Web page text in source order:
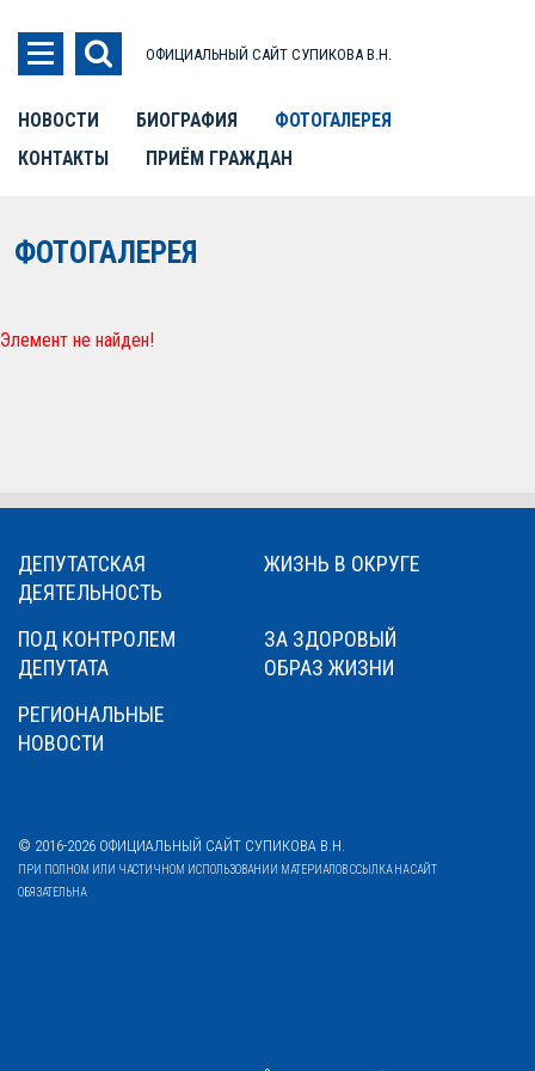
ОФИЦИАЛЬНЫЙ САЙТ СУПИКОВА В.Н.
НОВОСТИ БИОГРАФИЯ
ФОТОГАЛЕРЕЯ
КОНТАКТЫ
ПРИЁМ ГРАЖДАН
ФОТОГАЛЕРЕЯ
Элемент не найден!
ДЕПУТАТСКАЯ
ДЕЯТЕЛЬНОСТЬ
ЖИЗНЬ В ОКРУГЕ
ПОД КОНТРОЛЕМ
ДЕПУТАТА
ЗА ЗДОРОВЫЙ
ОБРАЗ ЖИЗНИ
РЕГИОНАЛЬНЫЕ
НОВОСТИ
© 2016-2026 ОФИЦИАЛЬНЫЙ САЙТ СУПИКОВА В.Н.
ПРИ ПОЛНОМ ИЛИ ЧАСТИЧНОМ ИСПОЛЬЗОВАНИИ МАТЕРИАЛОВ ССЫЛКА НА САЙТ
ОБЯЗАТЕЛЬНА